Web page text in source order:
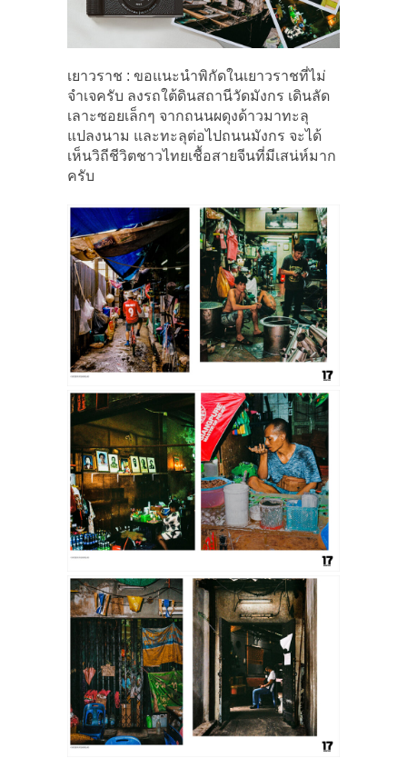
เยาวราช : ขอแนะนำพิกัดในเยาวราชที่ไม่
จำเจครับ ลงรถใต้ดินสถานีวัดมังกร เดินลัด
เลาะซอยเล็กๆ จากถนนผดุงด้าวมาทะลุ
แปลงนาม และทะลุต่อไปถนนมังกร จะได้
เห็นวิถีชีวิตชาวไทยเชื้อสายจีนที่มีเสน่ห์มาก
ครับ